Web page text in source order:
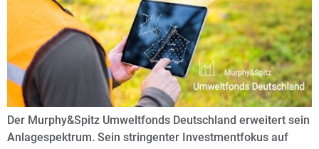
Der Murphy&Spitz Umweltfonds Deutschland erweitert sein
Anlagespektrum. Sein stringenter Investmentfokus auf